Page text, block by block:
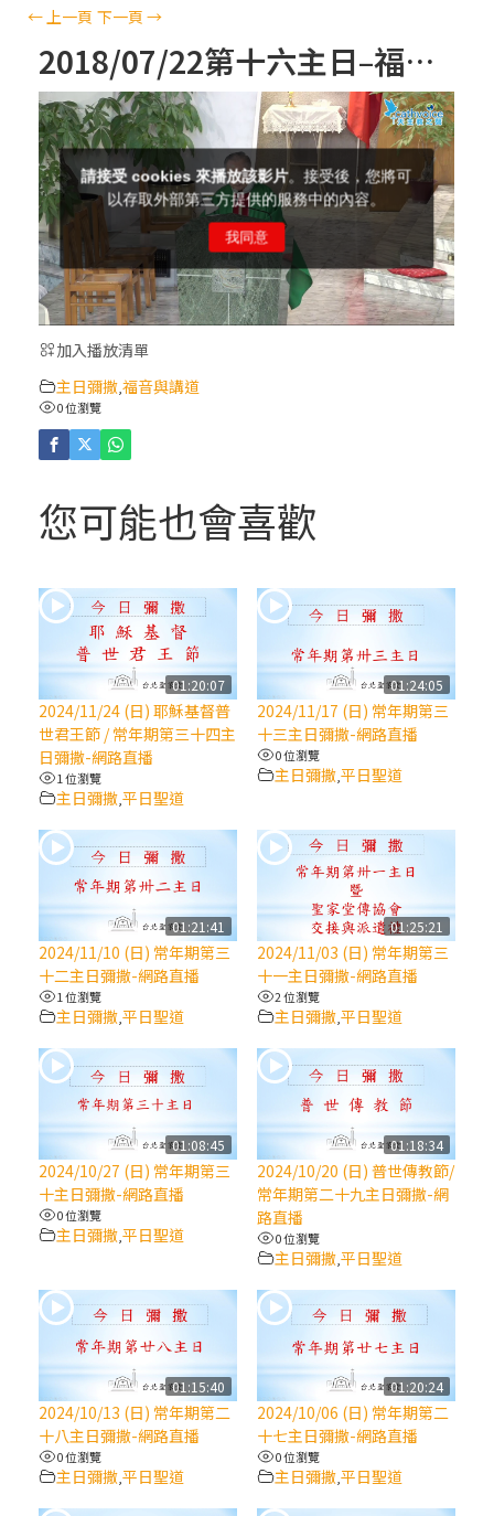
【信仰之旅】第十二集：「聖母、聖人」—
【信仰之旅】第十一集：「教 會」(推廣片)
【信仰之旅】第十一集：「教 會」—林必能
神父
【信仰之旅】第十集：「逾越奧蹟」— 錢玲
珠老師
(5)黃敏正主教帶你做「四旬期避靜」—【逾
越的智慧】：完美的喜樂
人相遇
(2)黃敏正主教帶你做「四旬期避靜」—【逾
越的智慧】：七項齋戒的意義與益處
【信仰之旅】第九集：「如果你的痛苦比快
樂多」—歐義明神父 / 應芝莉老師
越的智慧】：聖方濟的靈修，「不占為己
有」
【信仰之旅】第八集：「耶穌為什麼降生到
人世」—高樂祈修女
2025/10/10【萬物讚頌頌歌 – 太陽與生態音
樂會】紀念聖方濟與已逝教宗方濟各（中）
2025/10/10【萬物讚頌頌歌 – 太陽與生態音
樂會】紀念聖方濟與已逝教宗方濟各（下）
2025/10/10【萬物讚頌頌歌 – 太陽與生態音
樂會】紀念聖方濟與已逝教宗方濟各（上）
(9完結)黃敏正主教帶你做【將臨期避靜】—
匝凱的「新生命」：利他與內化
(8)黃敏正主教帶你做【將臨期避靜】—耶穌
降生成人與人同在＝「厄瑪努爾」
(7)黃敏正主教帶你做【將臨期避靜】—耶穌
降生人間，需要人的「接納」
← 上一頁 下一頁→
2018/07/22第十六主日–福音與講道
加入播放清單
主日彌撒 ,福音與講道
0 位瀏覽
您可能也會喜歡
01:20:07
2024/11/24 (日) 耶穌基督普
世君王節 / 常年期第三十四主
日彌撒-網路直播
1 位瀏覽
主日彌撒 ,平日聖道
01:24:05
2024/11/17 (日) 常年期第三
十三主日彌撒-網路直播
0 位瀏覽
主日彌撒, 平日聖道
01:21:41
2024/11/10 (日) 常年期第三
十二主日彌撒-網路直播
1 位瀏覽
主日彌撒 ,平日聖道
01:25:21
2024/11/03 (日) 常年期第三
十一主日彌撒-網路直播
2 位瀏覽
主日彌撒, 平日聖道
01:08:45
2024/10/27 (日) 常年期第三
十主日彌撒-網路直播
0 位瀏覽
主日彌撒 ,平日聖道
01:18:34
2024/10/20 (日) 普世傳教節/
常年期第二十九主日彌撒-網
路直播
0 位瀏覽
主日彌撒, 平日聖道
01:15:40
2024/10/13 (日) 常年期第二
十八主日彌撒-網路直播
0 位瀏覽
主日彌撒 ,平日聖道
01:20:24
2024/10/06 (日) 常年期第二
十七主日彌撒-網路直播
0 位瀏覽
主日彌撒, 平日聖道